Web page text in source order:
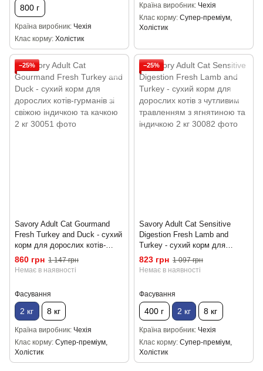
800 г
Країна виробник Чехія
Клас корму Холістик
Країна виробник Чехія
Клас корму Супер-преміум,
Холістик
−25%
Savory Adult Cat Gourmand
Fresh Turkey and Duck - сухий
корм для дорослих котів-
гурманів зі свіжою індичкою
та качкою 2 кг
860 грн 1 147 грн
Немає в наявності
Фасування
2 кг 8 кг
Країна виробник Чехія
Клас корму Супер-преміум,
Холістик
−25%
Savory Adult Cat Sensitive
Digestion Fresh Lamb and
Turkey - сухий корм для
дорослих котів з чутливим
травленням з ягнятиною та
823 грн 1 097 грн
Немає в наявності
Фасування
400 г 2 кг 8 кг
Країна виробник Чехія
Клас корму Супер-преміум,
Холістик